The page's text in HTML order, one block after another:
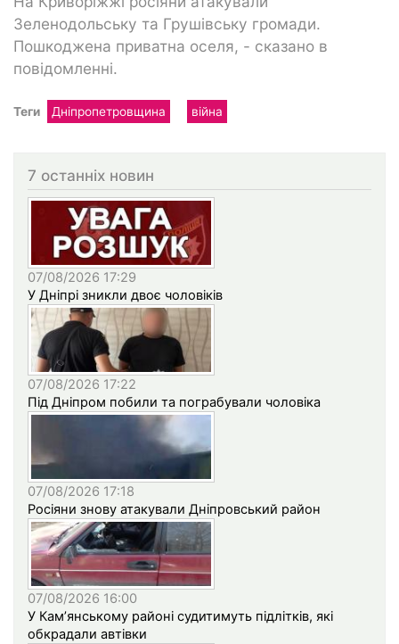
Зеленодольську та Грушівську громади.
Пошкоджена приватна оселя, - сказано в
повідомленні.
Теги Дніпропетровщина війна
7 останніх новин
07/08/2026 17:29
У Дніпрі зникли двоє чоловіків
07/08/2026 17:22
Під Дніпром побили та пограбували чоловіка
07/08/2026 17:18
Росіяни знову атакували Дніпровський район
07/08/2026 16:00
У Кам’янському районі судитимуть підлітків, які
обкрадали автівки